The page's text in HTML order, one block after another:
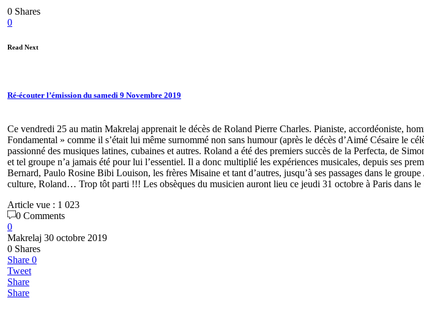
0 Shares
0
Read Next
Ré-écouter l’émission du samedi 9 Novembre 2019
Ce vendredi 25 au matin Makrelaj apprenait le décès de Roland Pierre Charles. Pianiste, accordéoniste,
Fondamental » comme il s’était lui même surnommé non sans humour (après le décès d’Aimé Césaire le
passionné des musiques latines, cubaines et autres. Roland a été des premiers succès de la Perfecta, de
et tel groupe n’a jamais été pour lui l’essentiel. Il a donc multiplié les expériences musicales, depuis ses
Bernard, Paulo Rosine Bibi Louison, les frères Misaine et tant d’autres, jusqu’à ses passages dans le
culture, Roland… Trop tôt parti !!! Les obsèques du musicien auront lieu ce jeudi 31 octobre à Paris dans le
Article vue : 1 023
0 Comments
0
Makrelaj 30 octobre 2019
0 Shares
Share 0
Tweet
Share
Share